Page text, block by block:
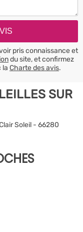
pris connaissance et
du site, et confirmez
la Charte des avis.
SUR
Soleil - 66280